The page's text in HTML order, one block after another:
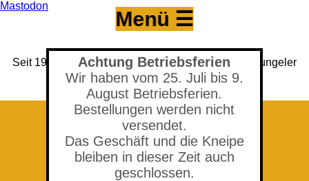
Achtung Betriebsferien
Wir haben vom 25. Juli bis 9.
August Betriebsferien.
Bestellungen werden nicht
versendet.
Das Geschäft und die Kneipe
bleiben in dieser Zeit auch
geschlossen.
Mastodon
Seit 1993 Versandhandel für den Hobbybrauer & Tungeler
Brauerei seit 2017
(Neuer) Tungeler Krug seit 1903
Menü ☰